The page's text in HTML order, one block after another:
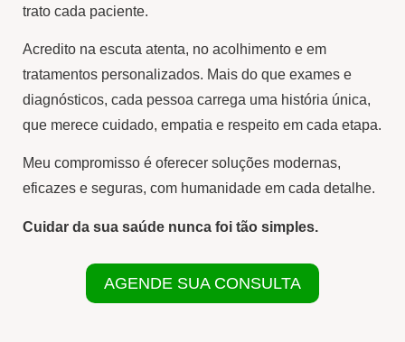
trato cada paciente.
Acredito na escuta atenta, no acolhimento e em
tratamentos personalizados. Mais do que exames e
diagnósticos, cada pessoa carrega uma história única,
que merece cuidado, empatia e respeito em cada etapa.
Meu compromisso é oferecer soluções modernas,
eficazes e seguras, com humanidade em cada detalhe.
Cuidar da sua saúde nunca foi tão simples.
AGENDE SUA CONSULTA